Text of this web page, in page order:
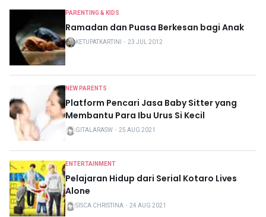
PARENTING & KIDS
Ramadan dan Puasa Berkesan bagi Anak
KETUPATKARTINI ・ 23 JUL 2012
NEW PARENTS
Platform Pencari Jasa Baby Sitter yang
Membantu Para Ibu Urus Si Kecil
GITALARASW ・ 25 AUG 2021
ENTERTAINMENT
Pelajaran Hidup dari Serial Kotaro Lives
Alone
SISCA CHRISTINA ・ 24 AUG 2021